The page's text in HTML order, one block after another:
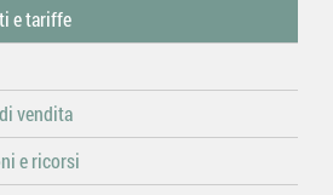
e tariffe
vendita
e ricorsi